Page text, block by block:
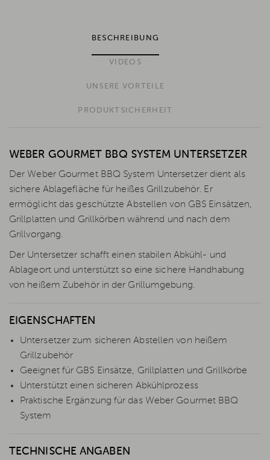
BESCHREIBUNG
VIDEOS
UNSERE VORTEILE
PRODUKTSICHERHEIT
WEBER GOURMET BBQ SYSTEM UNTERSETZER
Der Weber Gourmet BBQ System Untersetzer dient als
sichere Ablagefläche für heißes Grillzubehör. Er
ermöglicht das geschützte Abstellen von GBS Einsätzen,
Grillplatten und Grillkörben während und nach dem
Grillvorgang.
Der Untersetzer schafft einen stabilen Abkühl- und
Ablageort und unterstützt so eine sichere Handhabung
von heißem Zubehör in der Grillumgebung.
EIGENSCHAFTEN
Untersetzer zum sicheren Abstellen von heißem
Grillzubehör
Geeignet für GBS Einsätze, Grillplatten und Grillkörbe
Unterstützt einen sicheren Abkühlprozess
Praktische Ergänzung für das Weber Gourmet BBQ
System
TECHNISCHE ANGABEN